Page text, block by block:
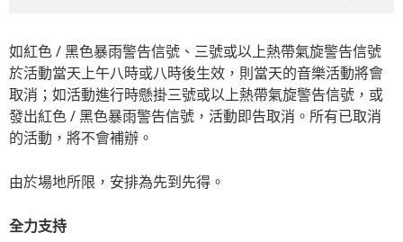
如紅色 / 黑色暴雨警告信號、三號或以上熱帶氣旋警告信號
於活動當天上午八時或八時後生效，則當天的音樂活動將會
取消；如活動進行時懸掛三號或以上熱帶氣旋警告信號，或
發出紅色 / 黑色暴雨警告信號，活動即告取消。所有已取消
的活動，將不會補辦。
由於場地所限，安排為先到先得。
全力支持